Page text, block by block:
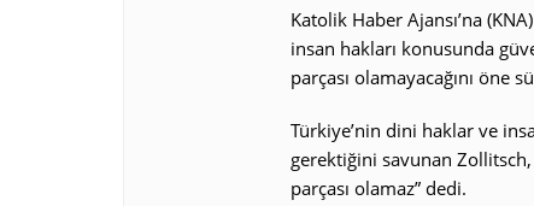
Katolik Haber Ajansı’na
insan hakları konusunda
parçası olamayacağını öne
Türkiye’nin dini haklar ve
gerektiğini savunan Zollitsch,
parçası olamaz” dedi.